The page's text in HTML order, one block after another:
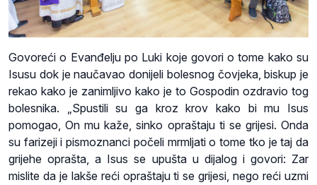
Govoreći o Evanđelju po Luki koje govori o tome kako su
Isusu dok je naučavao donijeli bolesnog čovjeka, biskup je
rekao kako je zanimljivo kako je to Gospodin ozdravio tog
bolesnika. „Spustili su ga kroz krov kako bi mu Isus
pomogao, On mu kaže, sinko opraštaju ti se grijesi. Onda
su farizeji i pismoznanci počeli mrmljati o tome tko je taj da
grijehe oprašta, a Isus se upušta u dijalog i govori: Zar
mislite da je lakše reći opraštaju ti se grijesi, nego reći uzmi